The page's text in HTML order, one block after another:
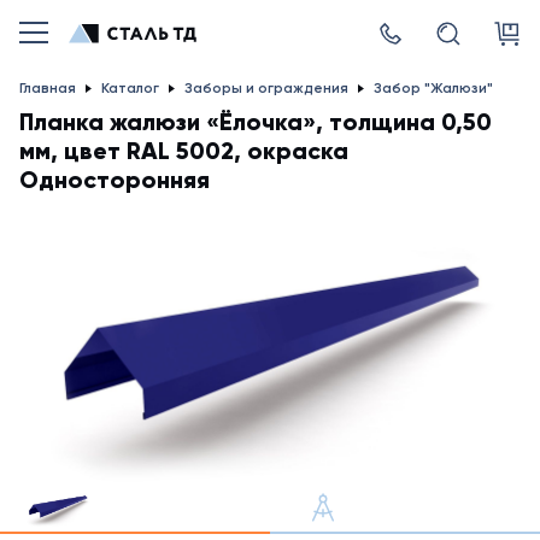
Главная Каталог Заборы и ограждения Забор "Жалюзи"
Планка жалюзи «Ёлочка», толщина 0,50
мм, цвет RAL 5002, окраска
Односторонняя